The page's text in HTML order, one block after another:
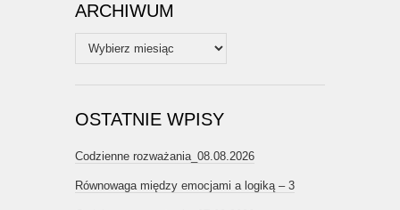
ARCHIWUM
Archiwum
OSTATNIE WPISY
Codzienne rozważania_08.08.2026
Równowaga między emocjami a logiką – 3